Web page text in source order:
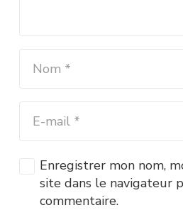
Enregistrer mon nom,
site dans le navigateur
commentaire.